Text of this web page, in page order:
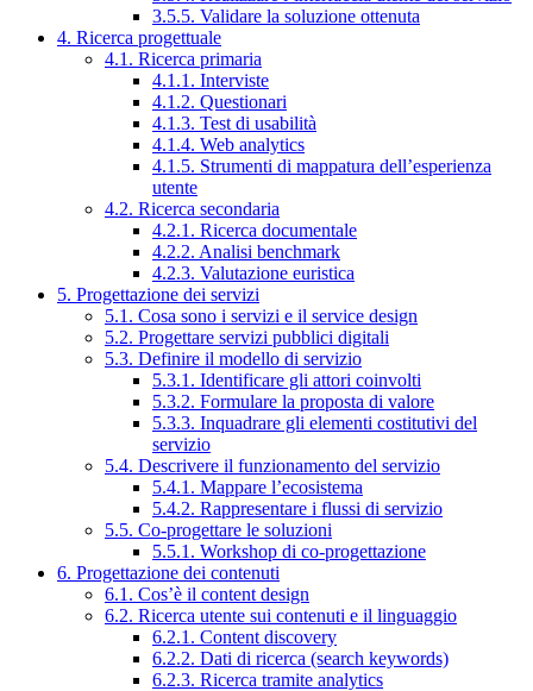
3.5.5. Validare la soluzione ottenuta
4. Ricerca progettuale
4.1. Ricerca primaria
4.1.1. Interviste
4.1.2. Questionari
4.1.3. Test di usabilità
4.1.4. Web analytics
4.1.5. Strumenti di mappatura dell’esperienza
utente
4.2. Ricerca secondaria
4.2.1. Ricerca documentale
4.2.2. Analisi benchmark
4.2.3. Valutazione euristica
5. Progettazione dei servizi
5.1. Cosa sono i servizi e il service design
5.2. Progettare servizi pubblici digitali
5.3. Definire il modello di servizio
5.3.1. Identificare gli attori coinvolti
5.3.2. Formulare la proposta di valore
5.3.3. Inquadrare gli elementi costitutivi del
servizio
5.4. Descrivere il funzionamento del servizio
5.4.1. Mappare l’ecosistema
5.4.2. Rappresentare i flussi di servizio
5.5. Co-progettare le soluzioni
5.5.1. Workshop di co-progettazione
6. Progettazione dei contenuti
6.1. Cos’è il content design
6.2. Ricerca utente sui contenuti e il linguaggio
6.2.1. Content discovery
6.2.2. Dati di ricerca (search keywords)
6.2.3. Ricerca tramite analytics